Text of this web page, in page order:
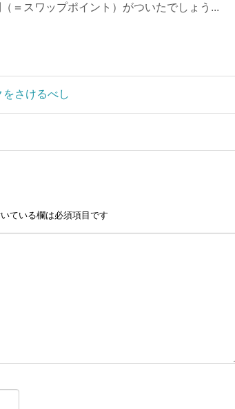
＝スワップポイント）がついたでしょう...
さけるべし
ている欄は必須項目です